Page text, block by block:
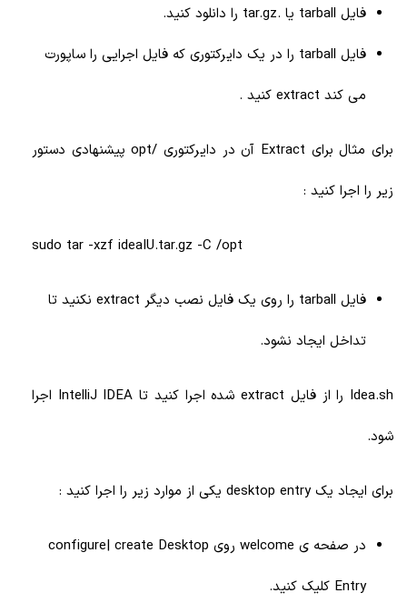
فایل tarball یا .tar.gz را دانلود کنید.
فایل tarball را در یک دایرکتوری که فایل اجرایی را ساپورت
می کند extract کنید .
برای مثال برای Extract آن در دایرکتوری /opt پیشنهادی دستور
زیر را اجرا کنید :
sudo tar -xzf ideaIU.tar.gz -C /opt
فایل tarball را روی یک فایل نصب دیگر extract نکنید تا
تداخل ایجاد نشود.
Idea.sh را از فایل extract شده اجرا کنید تا IntelliJ IDEA
اجرا
شود.
برای ایجاد یک desktop entry یکی از موارد زیر را اجرا کنید :
در صفحه ی welcome روی configure| create Desktop
Entry کلیک کنید.